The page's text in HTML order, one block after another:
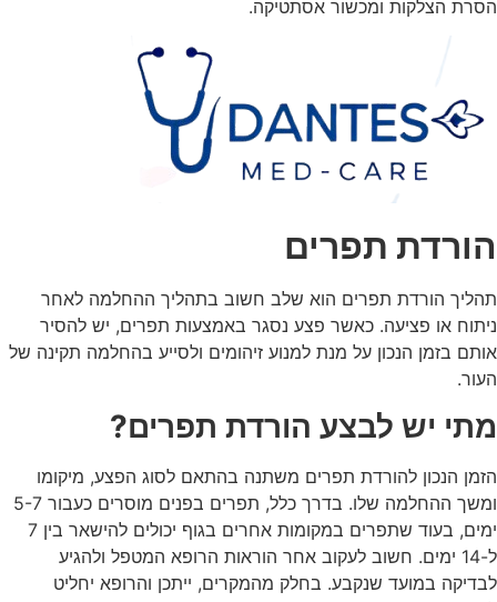
הסרת הצלקות ומכשור אסתטיקה.
הורדת תפרים
תהליך הורדת תפרים הוא שלב חשוב בתהליך ההחלמה לאחר
ניתוח או פציעה. כאשר פצע נסגר באמצעות תפרים, יש להסיר
אותם בזמן הנכון על מנת למנוע זיהומים ולסייע בהחלמה תקינה של
העור.
מתי יש לבצע הורדת תפרים?
הזמן הנכון להורדת תפרים משתנה בהתאם לסוג הפצע, מיקומו
ומשך ההחלמה שלו. בדרך כלל, תפרים בפנים מוסרים כעבור 5-7
ימים, בעוד שתפרים במקומות אחרים בגוף יכולים להישאר בין 7
ל-14 ימים. חשוב לעקוב אחר הוראות הרופא המטפל ולהגיע
לבדיקה במועד שנקבע. בחלק מהמקרים, ייתכן והרופא יחליט